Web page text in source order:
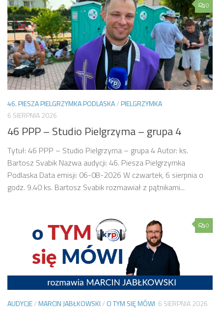
0
46. PIESZA PIELGRZYMKA PODLASKA/PIELGRZYMKA
6 SIERPNIA 2026
46 PPP – Studio Pielgrzyma – grupa 4
Tytuł: 46 PPP – Studio Pielgrzyma – grupa 4 Autor: ks.
Bartosz Svabik Nazwa audycji: 46. Piesza Pielgrzymka
Podlaska Data emisji: 06-08-2026 W czwartek, 6 sierpnia o
godz. 9.40 ks. Bartosz Svabik rozmawiał z pątnikami...
0
AUDYCJE/MARCIN JABŁKOWSKI/ O TYM SIĘ MÓWI 6 SIERPNIA 2026